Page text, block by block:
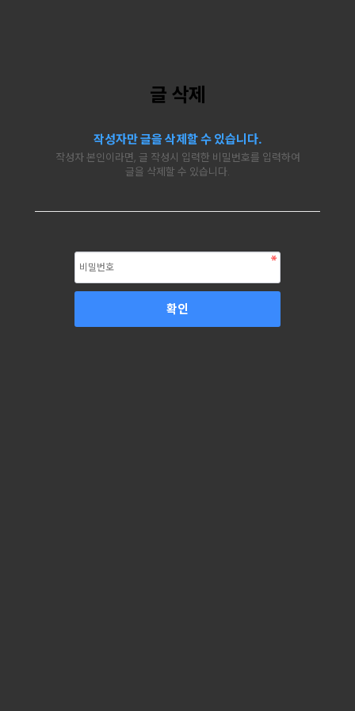
글 삭제
작성자만 글을 삭제할 수 있습니다.
작성자 본인이라면, 글 작성시 입력한 비밀번호를 입력하여
글을 삭제할 수 있습니다.